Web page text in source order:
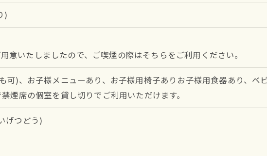
)
意いたしましたので、ご喫煙の際はそちらをご利用ください。
可)、お子様メニューあり、お子様用椅子ありお子様用食器あり、ベ
煙席の個室を貸し切りでご利用いただけます。
げつどう)